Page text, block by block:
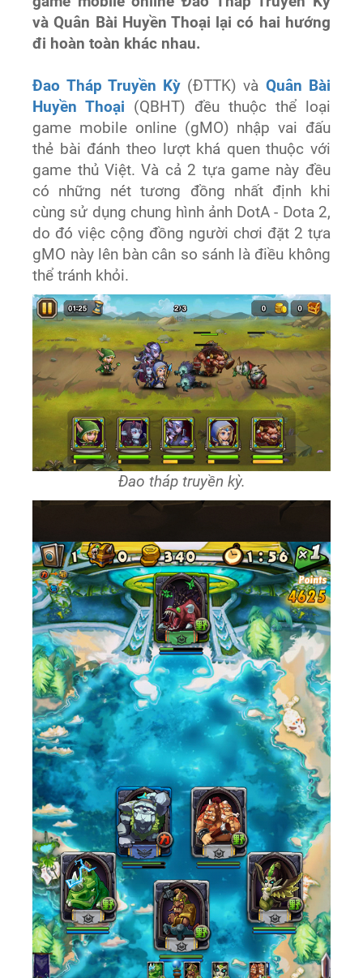
và Quân Bài Huyền Thoại lại có hai hướng
đi hoàn toàn khác nhau.
Đao Tháp Truyền Kỳ (ĐTTK) và Quân Bài
Huyền Thoại (QBHT) đều thuộc thể loại
game mobile online (gMO) nhập vai đấu
thẻ bài đánh theo lượt khá quen thuộc với
game thủ Việt. Và cả 2 tựa game này đều
có những nét tương đồng nhất định khi
cùng sử dụng chung hình ảnh DotA - Dota 2,
do đó việc cộng đồng người chơi đặt 2 tựa
gMO này lên bàn cân so sánh là điều không
thể tránh khỏi.
Đao tháp truyền kỳ.